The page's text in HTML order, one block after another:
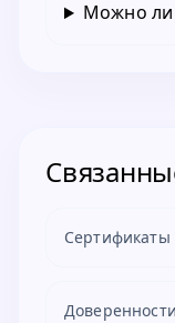
Можно ли
Сертификаты
Доверенности